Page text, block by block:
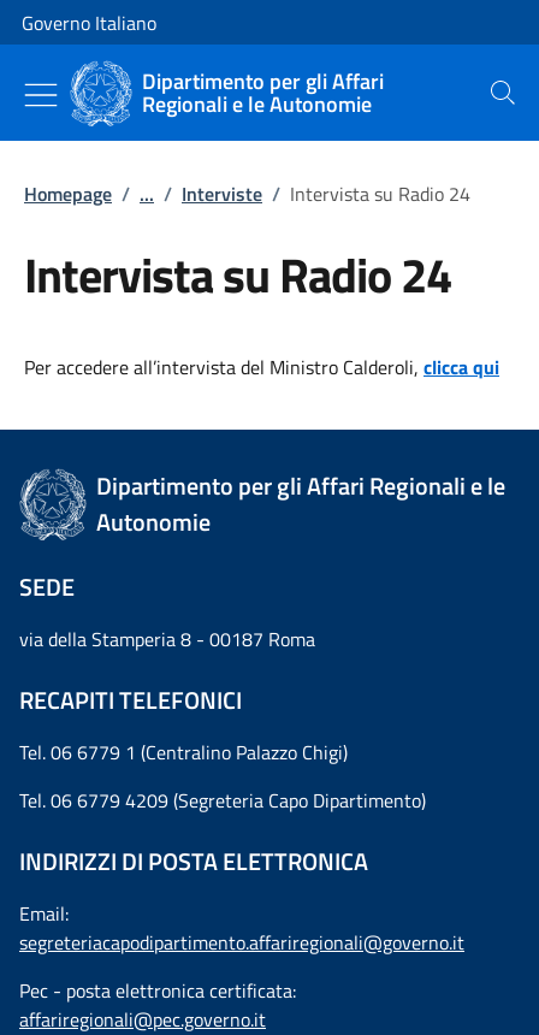
Vai al contenuto
Vai alla navigazione del sito
Governo Italiano
Dipartimento per gli Affari
Regionali e le Autonomie Cerca
Homepage / ... / Interviste / Intervista su Radio 24
Intervista su Radio 24
Per accedere all’intervista del Ministro Calderoli, clicca qui
Dipartimento per gli Affari Regionali e le
Autonomie
SEDE
via della Stamperia 8 - 00187 Roma
RECAPITI TELEFONICI
Tel. 06 6779 1 (Centralino Palazzo Chigi)
Tel. 06 6779 4209 (Segreteria Capo Dipartimento)
INDIRIZZI DI POSTA ELETTRONICA
Email:
segreteriacapodipartimento.affariregionali@governo.it
Pec - posta elettronica certificata:
affariregionali@pec.governo.it